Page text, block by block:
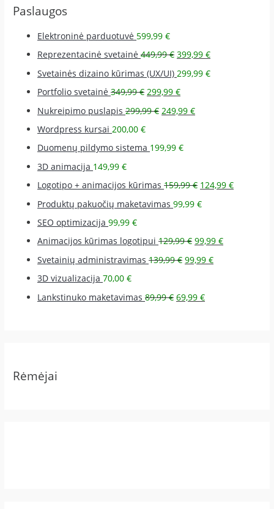
Paslaugos
Elektroninė parduotuvė 599,99€
Reprezentacinė svetainė 449,99€ 399,99€
Svetainės dizaino kūrimas (UX/UI) 299,99€
Portfolio svetainė 349,99€ 299,99€
Nukreipimo puslapis 299,99€ 249,99€
Wordpress kursai 200,00€
Duomenų pildymo sistema 199,99€
3D animacija 149,99€
Logotipo + animacijos kūrimas 159,99€ 124,99€
Produktų pakuočių maketavimas 99,99€
SEO optimizacija 99,99€
Animacijos kūrimas logotipui 129,99€ 99,99€
Svetainių administravimas 139,99€ 99,99€
3D vizualizacija 70,00€
Lankstinuko maketavimas 89,99€ 69,99€
Rėmėjai